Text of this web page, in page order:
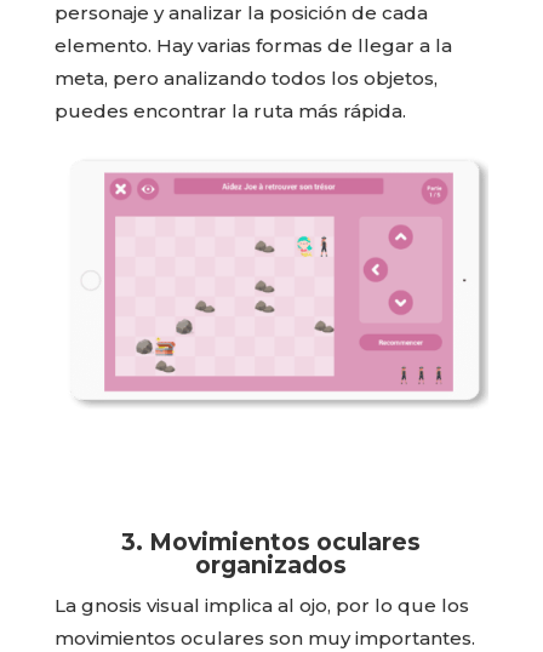
personaje y analizar la posición de cada
elemento. Hay varias formas de llegar a la
meta, pero analizando todos los objetos,
puedes encontrar la ruta más rápida.
3. Movimientos oculares
organizados
La gnosis visual implica al ojo, por lo que los
movimientos oculares son muy importantes.